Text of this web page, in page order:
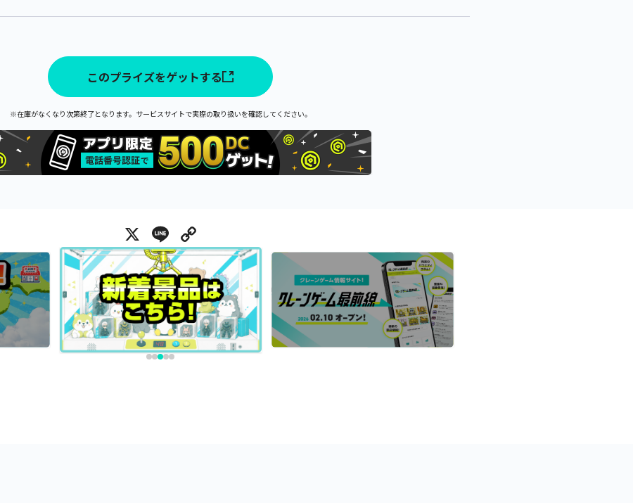
このプライズをゲットする
※在庫がなくなり次第終了となります。サービスサイトで実際の取り扱いを確認してください。
X Line